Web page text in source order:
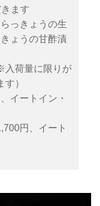
ます
っきょうの生
ょうの甘酢漬
荷量に限りが
）
イートイン・
円、イート